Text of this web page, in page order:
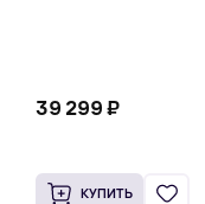
39 299 ₽
КУПИТЬ